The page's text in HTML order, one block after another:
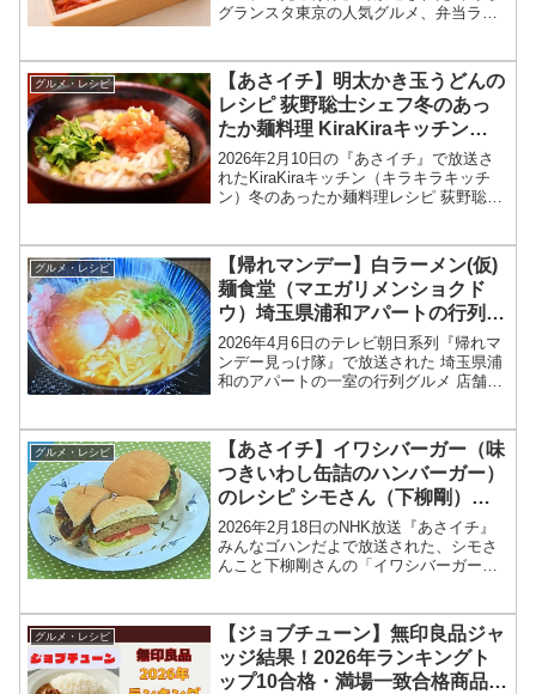
グランスタ東京の人気グルメ、弁当ラン
東京駅グランスタ東京の人気弁当ランキ
ングが特集...
グルメ・レシピ
【あさイチ】明太かき玉うどんの
レシピ 荻野聡士シェフ冬のあっ
たか麺料理 KiraKiraキッチン
2026年2月10日
2026年2月10日の『あさイチ』で放送さ
れたKiraKiraキッチン（キラキラキッチ
ン）冬のあったか麺料理レシピ 荻野聡士
チ」では、KiraKiraキッチンで、冬のあ...
グルメ・レシピ
【帰れマンデー】白ラーメン(仮)
麺食堂（マエガリメンショクド
ウ）埼玉県浦和アパートの行列グ
ルメ2026年4月6日
2026年4月6日のテレビ朝日系列『帰れマ
ンデー見っけ隊』で放送された 埼玉県浦
和のアパートの一室の行列グルメ 店舗情
行列が？行列店が特集されました。この
記事では、...
グルメ・レシピ
【あさイチ】イワシバーガー（味
つきいわし缶詰のハンバーガー）
のレシピ シモさん（下柳剛）
2026年2月18日
2026年2月18日のNHK放送『あさイチ』
みんなゴハンだよで放送された、シモさ
んこと下柳剛さんの「イワシバーガー
みんなゴハンだよは、元プロ野球選手
で、現在プロ野球開...
グルメ・レシピ
【ジョブチューン】無印良品ジャ
ッジ結果！2026年ランキングト
ップ10合格・満場一致合格商品 2